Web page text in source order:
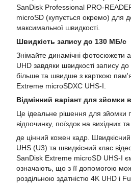
SanDisk Professional PRO-
microSD (купується окремо) для
максимальної швидкості.
Швидкість запису до 130 МБ/с
Знімайте динамічні фотосюжети
UHD завдяки швидкості запису
більше та швидше з карткою
Extreme microSDXC UHS-I.
Відмінний варіант для зйомки
Це ідеальне рішення для зйомки
відпочинку, поїздок на вихідних
де цінний кожен кадр.
UHS (U3) та швидкісний клас
SanDisk Extreme microSD UHS-I
означають, що з її допомогою
роздільною здатністю 4K UHD і